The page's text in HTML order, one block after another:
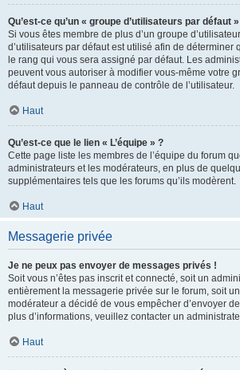
Qu’est-ce qu’un « groupe d’utilisateurs par défaut
Si vous êtes membre de plus d’un groupe
d’utilisateurs par défaut est utilisé afin de déterminer
le rang qui vous sera assigné par défaut. Les
peuvent vous autoriser à modifier vous-même votre
défaut depuis le panneau de contrôle de l’utilisateur.
Haut
Qu’est-ce que le lien « L’équipe » ?
Cette page liste les membres de l’équipe du forum
administrateurs et les modérateurs, en plus de
supplémentaires tels que les forums qu’ils modèrent.
Haut
Messagerie privée
Je ne peux pas envoyer de messages privés !
Soit vous n’êtes pas inscrit et connecté, soit un
entièrement la messagerie privée sur le forum, soit
modérateur a décidé de vous empêcher d’envoyer
plus d’informations, veuillez contacter un
Haut